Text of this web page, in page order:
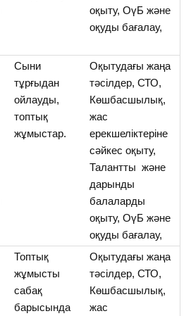
оқыту, ОүБ және
оқуды бағалау,
Сыни
тұрғыдан
ойлауды,
топтық
жұмыстар.
Оқытудағы жаңа
тәсілдер, СТО,
Көшбасшылық,
жас
ерекшеліктеріне
сәйкес оқыту,
Талантты және
дарынды
балаларды
оқыту, ОүБ және
оқуды бағалау,
Топтық
жұмысты
сабақ
барысында
Оқытудағы жаңа
тәсілдер, СТО,
Көшбасшылық,
жас